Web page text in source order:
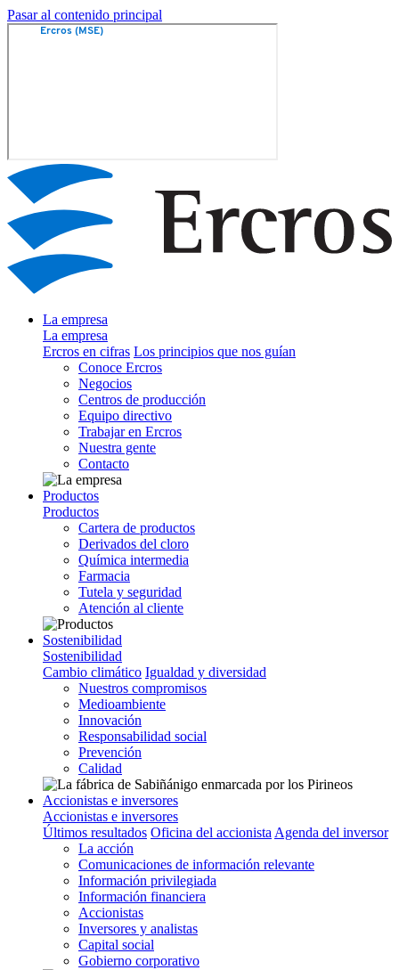
Pasar al contenido principal
La empresa
La empresa
Ercros en cifras Los principios que nos guían
Conoce Ercros
Negocios
Centros de producción
Equipo directivo
Trabajar en Ercros
Nuestra gente
Contacto
Productos
Productos
Cartera de productos
Derivados del cloro
Química intermedia
Farmacia
Tutela y seguridad
Atención al cliente
Sostenibilidad
Sostenibilidad
Cambio climático Igualdad y diversidad
Nuestros compromisos
Medioambiente
Innovación
Responsabilidad social
Prevención
Calidad
Accionistas e inversores
Accionistas e inversores
Últimos resultados Oficina del accionista Agenda del inversor
La acción
Comunicaciones de información relevante
Información privilegiada
Información financiera
Accionistas
Inversores y analistas
Capital social
Gobierno corporativo